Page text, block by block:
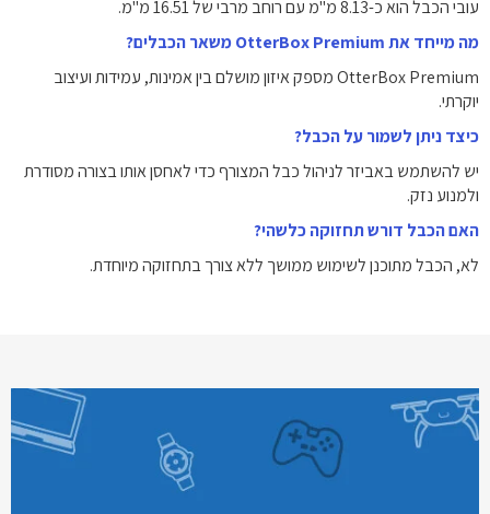
עובי הכבל הוא כ-8.13 מ"מ עם רוחב מרבי של 16.51 מ"מ.
מה מייחד את OtterBox Premium משאר הכבלים?
OtterBox Premium מספק איזון מושלם בין אמינות, עמידות ועיצוב
יוקרתי.
כיצד ניתן לשמור על הכבל?
יש להשתמש באביזר לניהול כבל המצורף כדי לאחסן אותו בצורה מסודרת
ולמנוע נזק.
האם הכבל דורש תחזוקה כלשהי?
לא, הכבל מתוכנן לשימוש ממושך ללא צורך בתחזוקה מיוחדת.